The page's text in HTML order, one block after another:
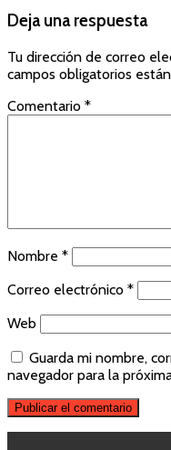
Deja una respuesta
Tu dirección de correo
campos obligatorios
Comentario *
Nombre *
Correo electrónico *
Web
Guarda mi nombre,
navegador para la